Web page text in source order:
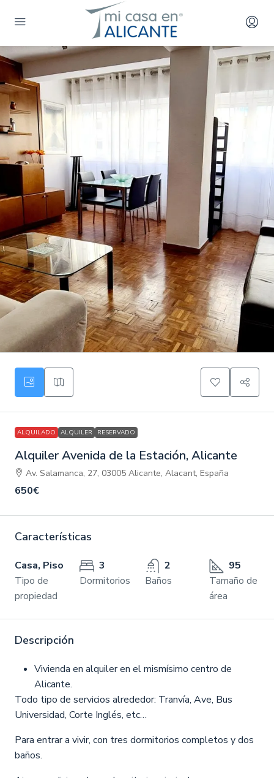
ALQUILADO ALQUILER RESERVADO
Alquiler Avenida de la Estación, Alicante
Av. Salamanca, 27, 03005 Alicante, Alacant, España
650€
Características
Casa, Piso
Tipo de
propiedad
3
Dormitorios
2
Baños
95
Tamaño de
área
Descripción
Vivienda en alquiler en el mismísimo centro de
Alicante.
Todo tipo de servicios alrededor: Tranvía, Ave, Bus
Universidad, Corte Inglés, etc…
Para entrar a vivir, con tres dormitorios completos y dos
baños.